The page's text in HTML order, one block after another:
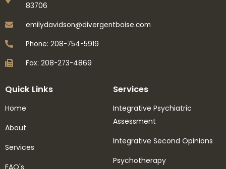
83706
emilydavidson@divergentboise.com
Phone: 208-754-5919
Fax: 208-273-4869
Quick Links
Home
About
Services
FAQ's
Services
Integrative Psychiatric
Assessment
Integrative Second Opinions
Psychotherapy